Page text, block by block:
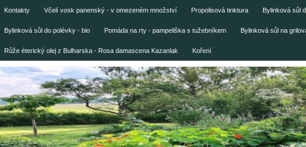
Kontakty Včelí vosk panenský - v omezeném množství Propolisová tinktura Bylinková sůl
Bylinková sůl do polévky - bio Pomáda na rty - pampeliška s tužebníkem Bylinková sůl na
Růže éterický olej z Bulharska - Rosa damascena Kazanlak Koření